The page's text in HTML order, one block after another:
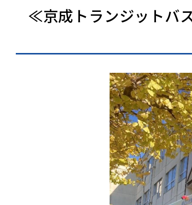
≪京成トランジットバ